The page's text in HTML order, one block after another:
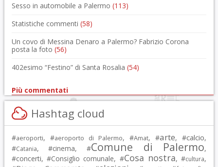
Sesso in automobile a Palermo (113)
Statistiche commenti (58)
Un covo di Messina Denaro a Palermo? Fabrizio Corona
posta la foto (56)
402esimo “Festino” di Santa Rosalia (54)
Più commentati
Hashtag cloud
#aeroporti, #aeroporto di Palermo, #Amat, #arte, #calcio,
#Catania, #cinema, #Comune di Palermo,
#concerti, #Consiglio comunale, #Cosa nostra, #cultura,